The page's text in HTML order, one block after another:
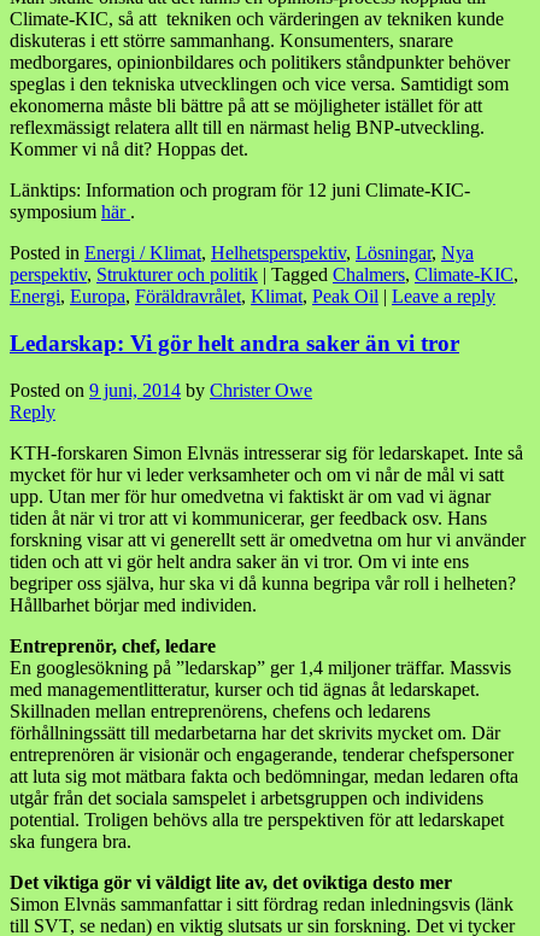
Climate-KIC, så att tekniken och värderingen av tekniken kunde
diskuteras i ett större sammanhang. Konsumenters, snarare
medborgares, opinionbildares och politikers ståndpunkter behöver
speglas i den tekniska utvecklingen och vice versa. Samtidigt som
ekonomerna måste bli bättre på att se möjligheter istället för att
reflexmässigt relatera allt till en närmast helig BNP-utveckling.
Kommer vi nå dit? Hoppas det.
Länktips: Information och program för 12 juni Climate-KIC-
symposium här .
Posted in Energi / Klimat, Helhetsperspektiv, Lösningar, Nya
perspektiv, Strukturer och politik | Tagged Chalmers, Climate-KIC,
Energi, Europa, Föräldravrålet, Klimat, Peak Oil | Leave a reply
Ledarskap: Vi gör helt andra saker än vi tror
Posted on 9 juni, 2014 by Christer Owe
Reply
KTH-forskaren Simon Elvnäs intresserar sig för ledarskapet. Inte så
mycket för hur vi leder verksamheter och om vi når de mål vi satt
upp. Utan mer för hur omedvetna vi faktiskt är om vad vi ägnar
tiden åt när vi tror att vi kommunicerar, ger feedback osv. Hans
forskning visar att vi generellt sett är omedvetna om hur vi använder
tiden och att vi gör helt andra saker än vi tror. Om vi inte ens
begriper oss själva, hur ska vi då kunna begripa vår roll i helheten?
Hållbarhet börjar med individen.
Entreprenör, chef, ledare
En googlesökning på ”ledarskap” ger 1,4 miljoner träffar. Massvis
med managementlitteratur, kurser och tid ägnas åt ledarskapet.
Skillnaden mellan entreprenörens, chefens och ledarens
förhållningssätt till medarbetarna har det skrivits mycket om. Där
entreprenören är visionär och engagerande, tenderar chefspersoner
att luta sig mot mätbara fakta och bedömningar, medan ledaren ofta
utgår från det sociala samspelet i arbetsgruppen och individens
potential. Troligen behövs alla tre perspektiven för att ledarskapet
ska fungera bra.
Det viktiga gör vi väldigt lite av, det oviktiga desto mer
Simon Elvnäs sammanfattar i sitt fördrag redan inledningsvis (länk
till SVT, se nedan) en viktig slutsats ur sin forskning. Det vi tycker